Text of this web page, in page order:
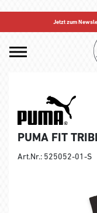
Jetzt zum
PUMA FIT
Art.Nr.: 525052-01-S